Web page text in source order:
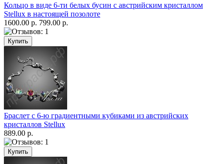
Кольцо в виде 6-ти белых бусин с австрийским кристаллом
Stellux в настоящей позолоте
1600.00 р. 799.00 р.
Браслет с 6-ю градиентными кубиками из австрийских
кристаллов Stellux
889.00 р.